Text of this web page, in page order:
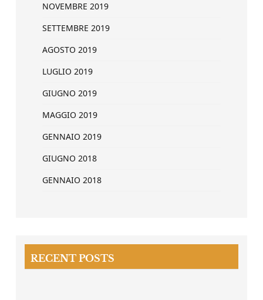
NOVEMBRE 2019
SETTEMBRE 2019
AGOSTO 2019
LUGLIO 2019
GIUGNO 2019
MAGGIO 2019
GENNAIO 2019
GIUGNO 2018
GENNAIO 2018
RECENT POSTS